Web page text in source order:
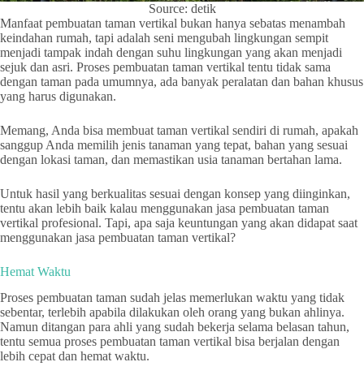
Source: detik
Manfaat pembuatan taman vertikal bukan hanya sebatas menambah
keindahan rumah, tapi adalah seni mengubah lingkungan sempit
menjadi tampak indah dengan suhu lingkungan yang akan menjadi
sejuk dan asri. Proses pembuatan taman vertikal tentu tidak sama
dengan taman pada umumnya, ada banyak peralatan dan bahan khusus
yang harus digunakan.
Memang, Anda bisa membuat taman vertikal sendiri di rumah, apakah
sanggup Anda memilih jenis tanaman yang tepat, bahan yang sesuai
dengan lokasi taman, dan memastikan usia tanaman bertahan lama.
Untuk hasil yang berkualitas sesuai dengan konsep yang diinginkan,
tentu akan lebih baik kalau menggunakan jasa pembuatan taman
vertikal profesional. Tapi, apa saja keuntungan yang akan didapat saat
menggunakan jasa pembuatan taman vertikal?
Hemat Waktu
Proses pembuatan taman sudah jelas memerlukan waktu yang tidak
sebentar, terlebih apabila dilakukan oleh orang yang bukan ahlinya.
Namun ditangan para ahli yang sudah bekerja selama belasan tahun,
tentu semua proses pembuatan taman vertikal bisa berjalan dengan
lebih cepat dan hemat waktu.